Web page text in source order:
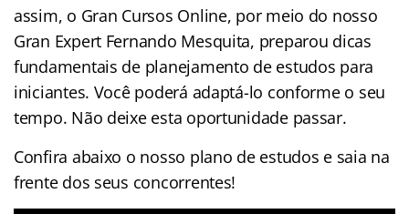
assim, o Gran Cursos Online, por meio do nosso
Gran Expert Fernando Mesquita, preparou dicas
fundamentais de planejamento de estudos para
iniciantes. Você poderá adaptá-lo conforme o seu
tempo. Não deixe esta oportunidade passar.
Confira abaixo o nosso plano de estudos e saia na
frente dos seus concorrentes!